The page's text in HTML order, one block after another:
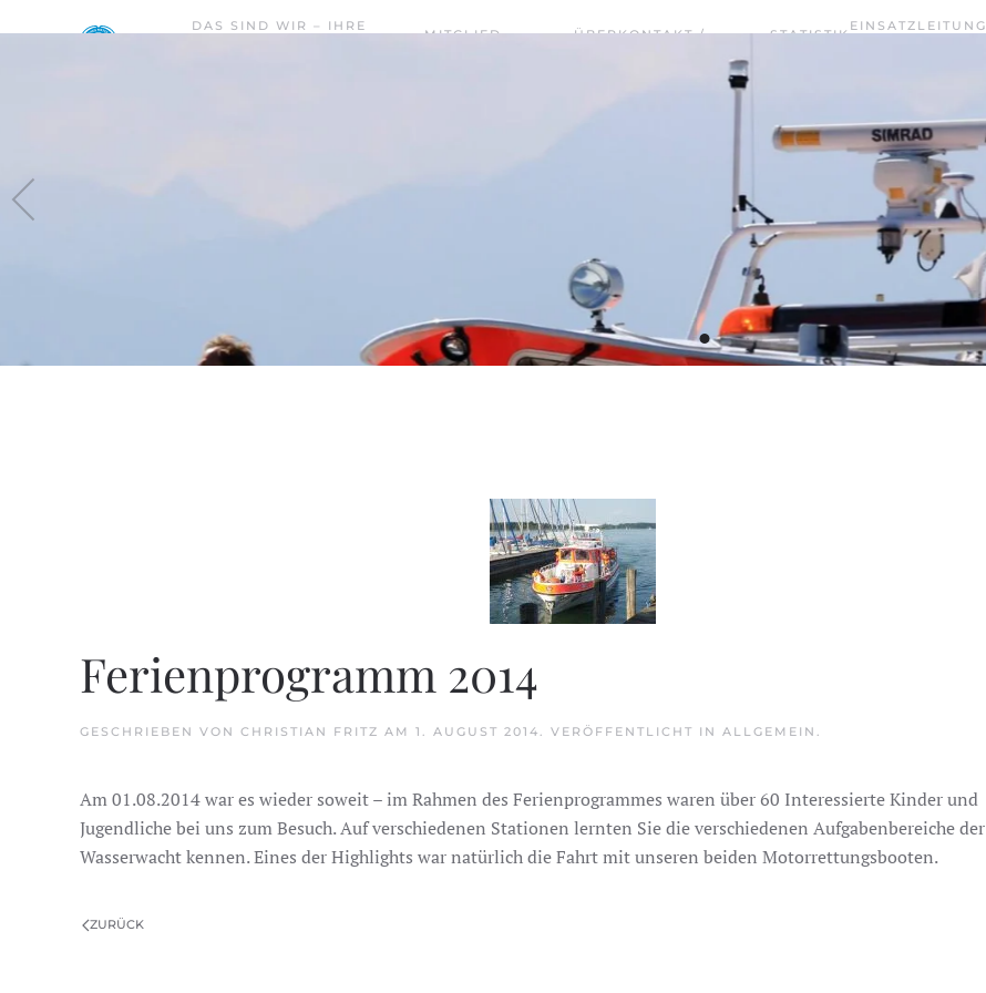
DAS SIND WIR – IHRE
MITGLIED
ÜBERKONTAKT /
STATISTIK
EINSATZLEITUNG
Wasserwacht Bayern
Ferienprogramm 2014
GESCHRIEBEN VON CHRISTIAN FRITZ AM 1. AUGUST 2014. VERÖFFENTLICHT IN ALLGEMEIN .
Am 01.08.2014 war es wieder soweit – im Rahmen des Ferienprogrammes waren über 60 Interessierte Kinder und
Jugendliche bei uns zum Besuch. Auf verschiedenen Stationen lernten Sie die verschiedenen Aufgabenbereiche der
Wasserwacht kennen. Eines der Highlights war natürlich die Fahrt mit unseren beiden Motorrettungsbooten.
ZURÜCK